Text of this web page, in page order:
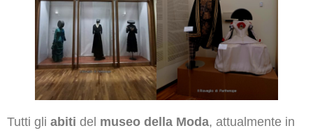
Tutti gli abiti del museo della Moda, attualmente in